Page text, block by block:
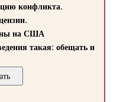
конфликта.
на США
такая: обещать и